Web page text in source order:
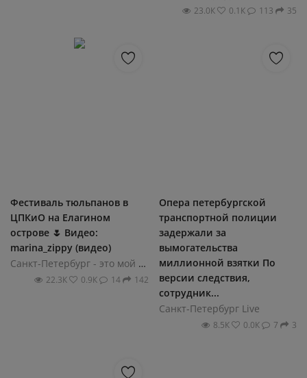
23.0К 0.1К 113 35
Фестиваль тюльпанов в
ЦПКиО на Елагином
острове 🌷 Видео:
marina_zippy (видео)
Санкт-Петербург - это мой город!
22.3К 0.9К 14 142
Опера петербургской
транспортной полиции
задержали за
вымогательства
миллионной взятки По
версии следствия,
сотрудник...
Санкт-Петербург Live
8.5К 0.0К 7 3